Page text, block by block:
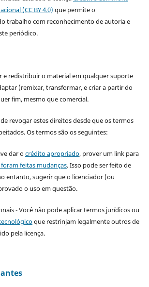
(CC BY 4.0) que permite o
trabalho com reconhecimento de autoria e
periódico.
e redistribuir o material em qualquer suporte
(remixar, transformar, e criar a partir do
fim, mesmo que comercial.
revogar estes direitos desde que os termos
Os termos são os seguintes:
dar ocrédito apropriado, prover um link para
foram feitas mudanças. Isso pode ser feito de
entanto, sugerir que o licenciador (ou
o uso em questão.
- Você não pode aplicar termos jurídicos ou
que restrinjam legalmente outros de
pela licença.